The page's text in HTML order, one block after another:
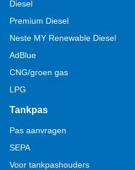
Diesel
Premium Diesel
Neste MY Renewable Diesel
AdBlue
CNG/groen gas
LPG
Tankpas
Pas aanvragen
SEPA
Voor tankpashouders